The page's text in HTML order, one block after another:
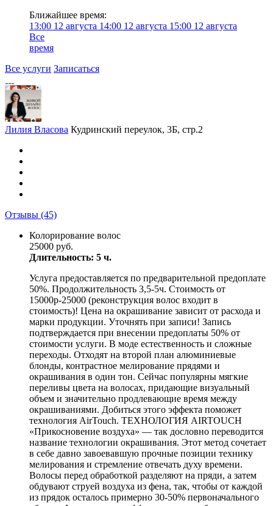
Ближайшее время:
13:00 12 августа 14:00 12 августа 15:00 12 августа
Все
время
Все услуги Записаться
Лилия Власова Кудринский переулок, 3Б, стр.2
Отзывы (45)
Колорирование волос
25000 руб.
Длительность: 5 ч.
Услуга предоставляется по предварительной предоплате
50%. Продолжительность 3,5-5ч. Стоимость от
15000р-25000 (реконструкция волос входит в
стоимость)! Цена на окрашивание зависит от расхода и
марки продукции. Уточнять при записи! Запись
подтверждается при внесении предоплаты 50% от
стоимости услуги. В моде естественность и сложные
переходы. Отходят на второй план алюминиевые
блонды, контрастное мелирование прядями и
окрашивания в один тон. Сейчас популярны мягкие
переливы цвета на волосах, придающие визуальный
объем и значительно продлевающие время между
окрашиваниями. Добиться этого эффекта поможет
технология AirTouch. ТЕХНОЛОГИЯ AIRTOUCH
«Прикосновение воздуха» — так дословно переводится
название технологии окрашивания. Этот метод сочетает
в себе давно завоевавшую прочные позиции технику
мелирования и стремление отвечать духу времени.
Волосы перед обработкой разделяют на пряди, а затем
обдувают струей воздуха из фена, так, чтобы от каждой
из прядок осталось примерно 30-50% первоначального